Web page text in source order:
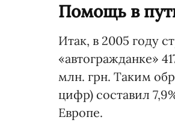
Помощь в
Итак, в 2005 году
«автогражданке»
млн. грн. Таким
цифр) составил
Европе.